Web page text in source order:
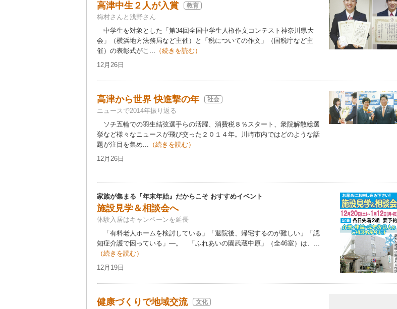
高津中生２人が入賞 教育
梅村さんと浅野さん
中学生を対象とした「第34回全国中学生人権作文コンテスト神奈川県大
会」（横浜地方法務局など主催）と「税についての作文」（国税庁など主
催）の表彰式がこ... （続きを読む）
12月26日
高津から世界 快進撃の年 社会
ニュースで2014年振り返る
ソチ五輪での羽生結弦選手らの活躍、消費税８％スタート、衆院解散総選
挙など様々なニュースが飛び交った２０１４年。川崎市内ではどのような話
題が注目を集め... （続きを読む）
12月26日
家族が集まる『年末年始』だからこそ おすすめイベント
施設見学＆相談会へ
体験入居はキャンペーンを延長
「有料老人ホームを検討している」「退院後、帰宅するのが難しい」「認
知症介護で困っている」―。 「ふれあいの園武蔵中原」（全46室）は、...
（続きを読む）
12月19日
健康づくりで地域交流 文化